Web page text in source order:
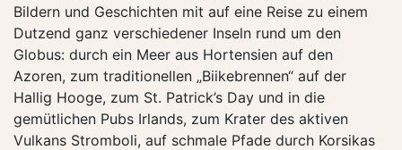
Bildern und Geschichten mit auf eine Reise zu einem
Dutzend ganz verschiedener Inseln rund um den
Globus: durch ein Meer aus Hortensien auf den
Azoren, zum traditionellen „Biikebrennen“ auf der
Hallig Hooge, zum St. Patrick’s Day und in die
gemütlichen Pubs Irlands, zum Krater des aktiven
Vulkans Stromboli, auf schmale Pfade durch Korsikas